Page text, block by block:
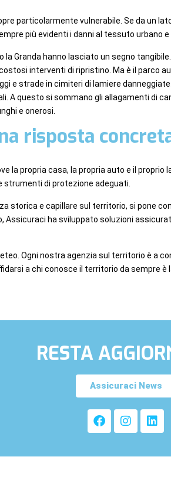
particolarmente vulnerabile. Se da un
più evidenti i danni al tessuto urbano e
Granda hanno lasciato un segno
interventi di ripristino. Ma è il parco
e strade in cimiteri di lamiere
A questo si sommano gli allagamenti di
e onerosi.
risposta
la propria casa, la propria auto e il
di protezione adeguati.
storica e capillare sul territorio, si pone
Assicuraci ha sviluppato soluzioni
Ogni nostra agenzia sul territorio è a
a chi conosce il territorio da sempre
RESTA
Assicuraci News